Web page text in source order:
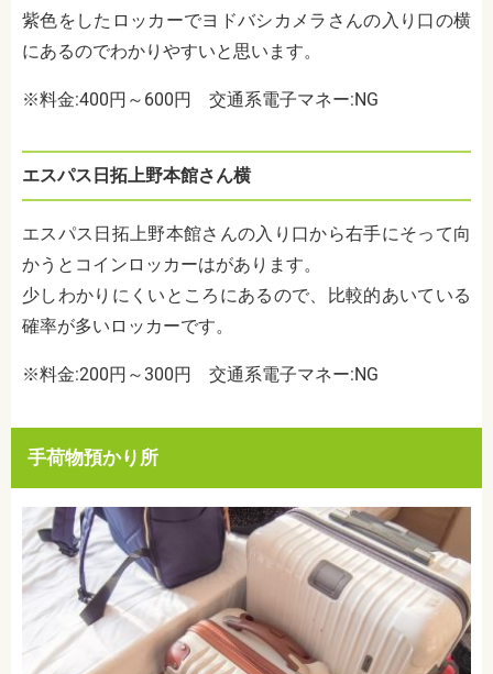
紫色をしたロッカーでヨドバシカメラさんの入り口の横
にあるのでわかりやすいと思います。
※料金:400円～600円 交通系電子マネー:NG
エスパス日拓上野本館さん横
エスパス日拓上野本館さんの入り口から右手にそって向
かうとコインロッカーはがあります。
少しわかりにくいところにあるので、比較的あいている
確率が多いロッカーです。
※料金:200円～300円 交通系電子マネー:NG
手荷物預かり所